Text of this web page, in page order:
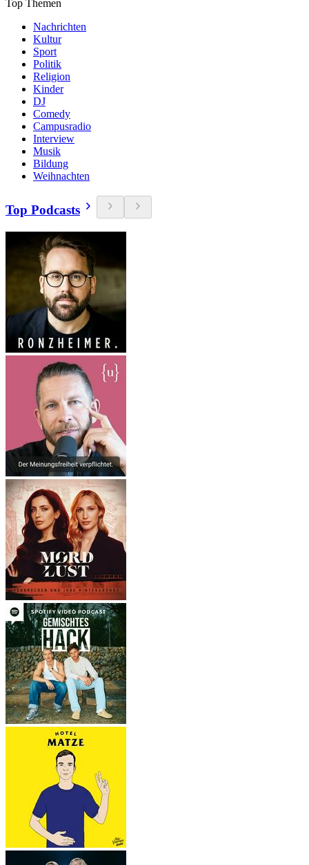
Top Themen
Nachrichten
Kultur
Sport
Politik
Religion
Kinder
DJ
Comedy
Campusradio
Interview
Musik
Bildung
Weihnachten
Top Podcasts